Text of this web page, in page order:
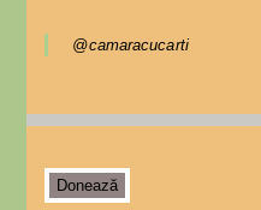
@camaracucarti
Donează